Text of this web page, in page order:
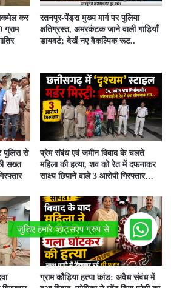
कर
रतनपुर-पेंड्रा मुख्य मार्ग पर पुलिया
क्षतिग्रस्त, अमरकंटक जाने वाली गाड़ियाँ
डायवर्ट; देखें नए वैकल्पिक रूट..
पुलिस से
सख्त
प्रेम संबंध एवं जमीन विवाद के चलते
महिला की हत्या, शव को रेत में दफनाकर
साक्ष्य छिपाने वाले 3 आरोपी गिरफ्तार…
ग्राम कौड़िया हत्या कांड: अवैध संबंध में